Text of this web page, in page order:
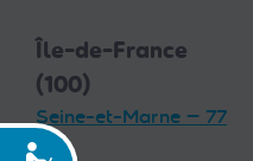
Île-de-France
(100)
Seine-et-Marne — 77
(19)